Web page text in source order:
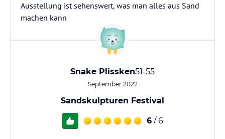
Ausstellung ist sehenswert, was man alles aus Sand
machen kann
Snake Plissken51-55
September 2022
Sandskulpturen Festival
6 / 6